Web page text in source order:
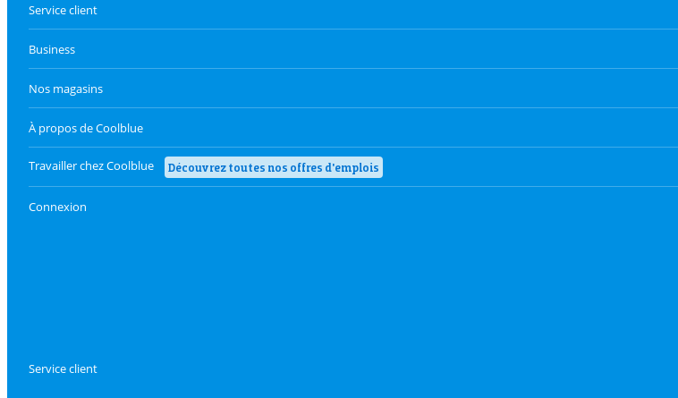
Service client
Business
Nos magasins
À propos de Coolblue
Travailler chez Coolblue Découvrez toutes nos offres d'emplois
Connexion
Service client